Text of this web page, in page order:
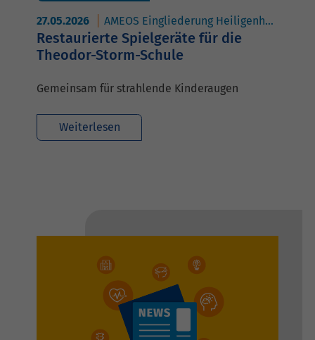
27.05.2026 AMEOS Eingliederung Heiligenhafen
Restaurierte Spielgeräte für die
Theodor-Storm-Schule
Gemeinsam für strahlende Kinderaugen
Weiterlesen